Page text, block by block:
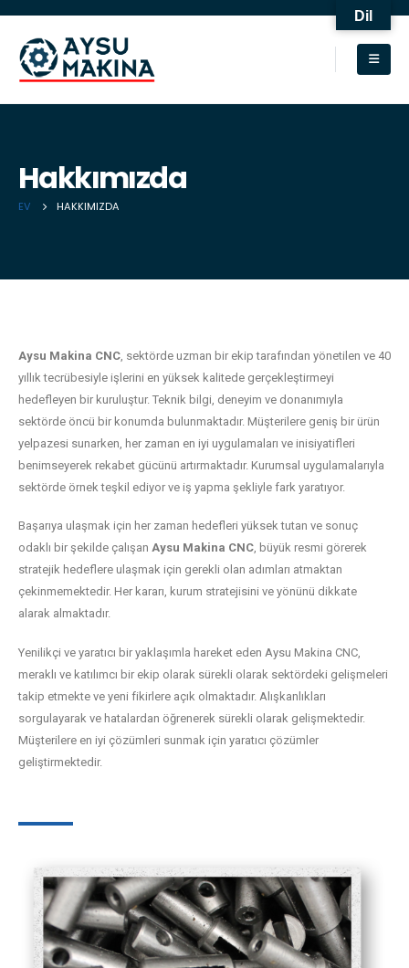
Hakkımızda
EV HAKKIMIZDA
Aysu Makina CNC , sektörde uzman bir ekip tarafından yönetilen ve 40
yıllık tecrübesiyle işlerini en yüksek kalitede gerçekleştirmeyi
hedefleyen bir kuruluştur. Teknik bilgi, deneyim ve donanımıyla
sektörde öncü bir konumda bulunmaktadır. Müşterilere geniş bir ürün
yelpazesi sunarken, her zaman en iyi uygulamaları ve inisiyatifleri
benimseyerek rekabet gücünü artırmaktadır. Kurumsal uygulamalarıyla
sektörde örnek teşkil ediyor ve iş yapma şekliyle fark yaratıyor.
Başarıya ulaşmak için her zaman hedefleri yüksek tutan ve sonuç
odaklı bir şekilde çalışan Aysu Makina CNC, büyük resmi görerek
stratejik hedeflere ulaşmak için gerekli olan adımları atmaktan
çekinmemektedir. Her kararı, kurum stratejisini ve yönünü dikkate
alarak almaktadır.
Yenilikçi ve yaratıcı bir yaklaşımla hareket eden Aysu Makina CNC,
meraklı ve katılımcı bir ekip olarak sürekli olarak sektördeki gelişmeleri
takip etmekte ve yeni fikirlere açık olmaktadır. Alışkanlıkları
sorgulayarak ve hatalardan öğrenerek sürekli olarak gelişmektedir.
Müşterilere en iyi çözümleri sunmak için yaratıcı çözümler
geliştirmektedir.
Dil